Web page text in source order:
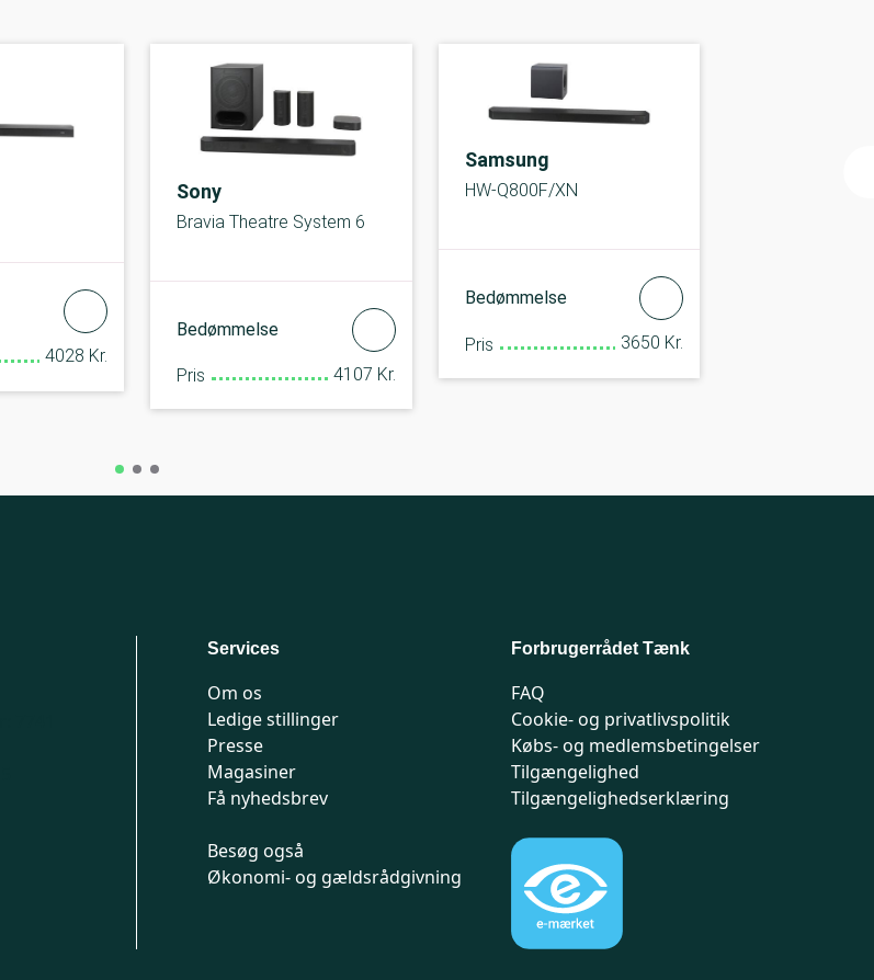
4028 Kr.
Sony
Bravia Theatre System 6
Bedømmelse
Pris 4107 Kr.
Samsung
HW-Q800F/XN
Bedømmelse
Pris 3650 Kr.
Services
Om os
Ledige stillinger
Presse
Magasiner
Få nyhedsbrev
Besøg også
Økonomi- og gældsrådgivning
Forbrugerrådet Tænk
FAQ
Cookie- og privatlivspolitik
Købs- og medlemsbetingelser
Tilgængelighed
Tilgængelighedserklæring